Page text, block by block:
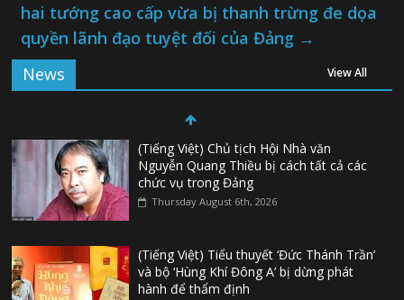
hai tướng cao cấp vừa bị thanh trừng đe dọa
quyền lãnh đạo tuyệt đối của Đảng →
News
View All
(Tiếng Việt) Chủ tịch Hội Nhà văn
Nguyễn Quang Thiều bị cách tất cả các
chức vụ trong Đảng
Thursday August 6th, 2026
(Tiếng Việt) Tiểu thuyết ‘Đức Thánh Trần’
và bộ ‘Hùng Khí Đông A’ bị dừng phát
hành để thẩm định